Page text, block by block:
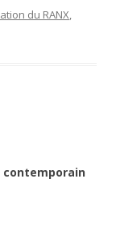
du RANX,
contemporain